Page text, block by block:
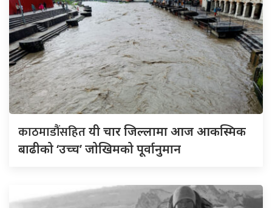
काठमाडौंसहितयी चार जिल्लामा आज आकस्मिक
बाढीको ‘उच्च’ जोखिमको पूर्वानुमान